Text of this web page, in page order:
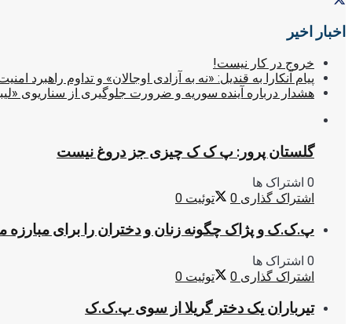
اخبار اخیر
خروج در کار نیست!
پیام آنکارا به قندیل: «نه به آزادی اوجالان» و تداوم راهبرد
هشدار درباره آینده سوریه و ضرورت جلوگیری از سناریوی
گلستان پرور: پ ک ک چیزی جز دروغ نیست
0 اشتراک ها
اشتراک گذاری 0 توئیت 0
پ.ک.ک و پژاک چگونه زنان و دختران را برای
0 اشتراک ها
اشتراک گذاری 0 توئیت 0
تیرباران یک دختر گریلا از سوی پ.ک.ک